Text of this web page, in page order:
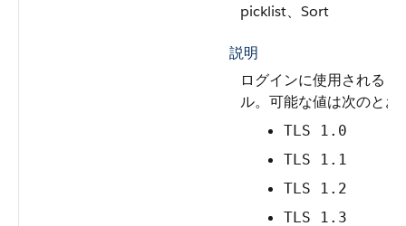
picklist、Sort
説明
ログインに使用される
ル。 可能な値は次のとお
TLS 1.0
TLS 1.1
TLS 1.2
TLS 1.3